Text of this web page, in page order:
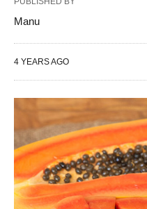
Manu
4 YEARS AGO